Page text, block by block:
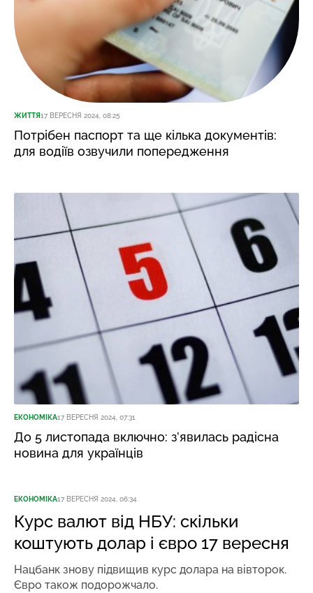
ЖИТТЯ17 ВЕРЕСНЯ 2024, 08:25
Потрібен паспорт та ще кілька документів:
для водіїв озвучили попередження
ЕКОНОМІКА17 ВЕРЕСНЯ 2024, 07:31
До 5 листопада включно: з’явилась радісна
новина для українців
ЕКОНОМІКА17 ВЕРЕСНЯ 2024, 06:34
Курс валют від НБУ: скільки
коштують долар і євро 17 вересня
Нацбанк знову підвищив курс долара на вівторок.
Євро також подорожчало.